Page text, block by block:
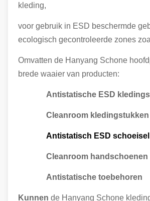
kleding,
voor gebruik in ESD beschermde
ecologisch gecontroleerde zones
Omvatten de Hanyang Schone
brede waaier van producten:
Antistatische ESD
Cleanroom kledingstukken
Antistatisch ESD schoeisel
Cleanroom handschoenen
Antistatische toebehoren
Kunnen de Hanyang Schone